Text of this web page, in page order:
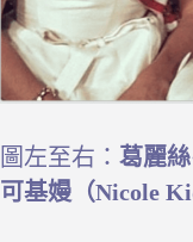
圖左至右： 葛麗絲
可基嫚（Nicole